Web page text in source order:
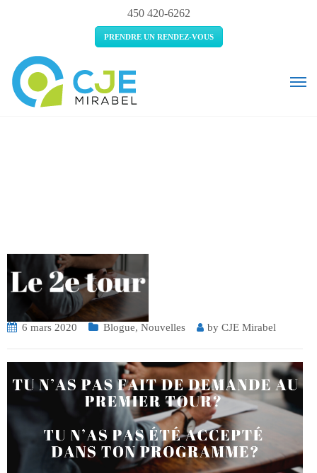
450 420-6262
PRENDRE UN RENDEZ-VOUS
6 mars 2020 Blogue, Nouvelles by CJE Mirabel